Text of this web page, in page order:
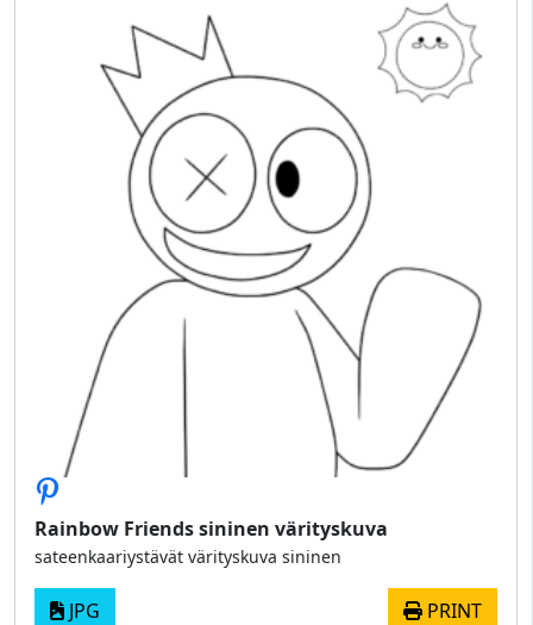
Rainbow Friends sininen värityskuva
sateenkaariystävät värityskuva sininen
JPG PRINT